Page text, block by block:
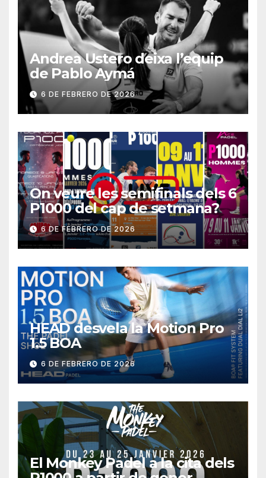
Andrea Ustero deixa l’equip
de Pablo Aymá
6 DE FEBRERO DE 2026
On veure les semifinals dels 6
P1000 del cap de setmana?
6 DE FEBRERO DE 2026
HEAD desvela la Motion Pro
1.5 BOA
6 DE FEBRERO DE 2026
El Monkey Padel a la cita dels